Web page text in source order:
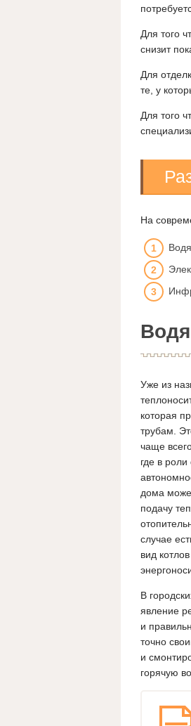
Для того
снизит
Для
те, у
Для того
На
Уже из
которая
трубам.
чаще
где в
дома
подачу
случае
вид
В
явление
и
точно
и
горячую